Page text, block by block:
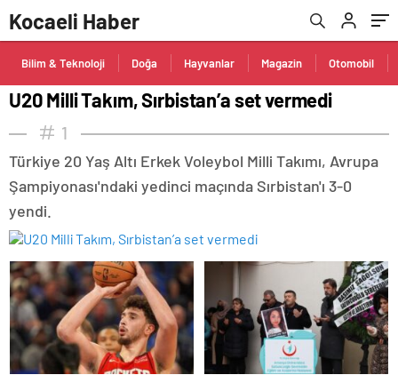
Kocaeli Haber
Bilim & Teknoloji Doğa Hayvanlar Magazin Otomobil
U20 Milli Takım, Sırbistan’a set vermedi
1
Türkiye 20 Yaş Altı Erkek Voleybol Milli Takımı, Avrupa
Şampiyonası'ndaki yedinci maçında Sırbistan'ı 3-0
yendi.